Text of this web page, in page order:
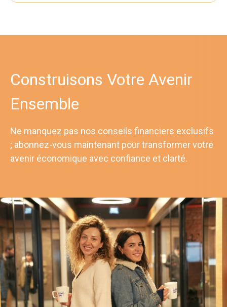
Construisons Votre Avenir
Ensemble
Ne manquez pas nos conseils financiers exclusifs
; abonnez-vous maintenant pour transformer votre
avenir économique avec confiance et clarté.